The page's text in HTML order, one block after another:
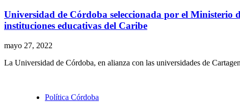
Universidad de Córdoba seleccionada por el Ministerio
instituciones educativas del Caribe
mayo 27, 2022
La Universidad de Córdoba, en alianza con las universidades de
Política Córdoba